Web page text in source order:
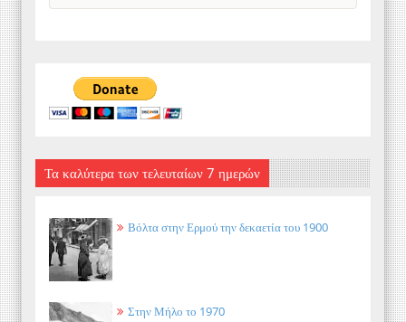
Τα καλύτερα των τελευταίων 7 ημερών
Βόλτα στην Ερμού την δεκαετία του 1900
Στην Μήλο το 1970